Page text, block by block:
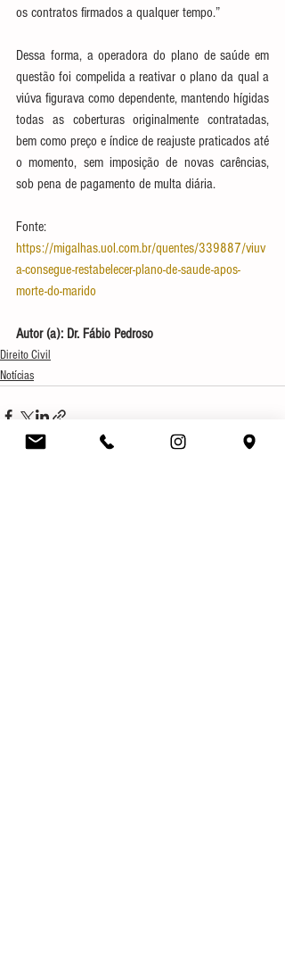
os contratos firmados a qualquer tempo.”
Dessa forma, a operadora do plano de saúde em
questão foi compelida a reativar o plano da qual a
viúva figurava como dependente, mantendo hígidas
todas as coberturas originalmente contratadas,
bem como preço e índice de reajuste praticados até
o momento, sem imposição de novas carências,
sob pena de pagamento de multa diária.
https://migalhas.uol.com.br/quentes/339887/viuv
a-consegue-restabelecer-plano-de-saude-apos-
morte-do-marido
Autor (a): Dr. Fábio Pedroso
Direito Civil
Notícias